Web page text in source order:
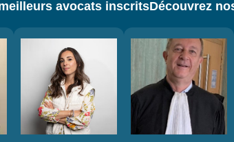
avocats inscritsDécouvrez